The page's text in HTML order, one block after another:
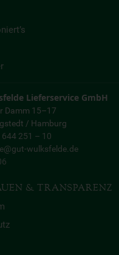
Lieferservice GmbH
Damm 15–17
/ Hamburg
644 251 – 10
wulksfelde.de
& TRANSPARENZ